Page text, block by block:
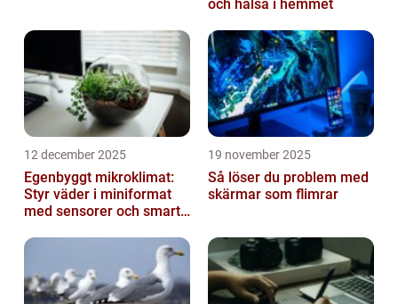
och hälsa i hemmet
12 december 2025
Egenbyggt mikroklimat:
Styr väder i miniformat
med sensorer och smarta
19 november 2025
Så löser du problem med
skärmar som flimrar